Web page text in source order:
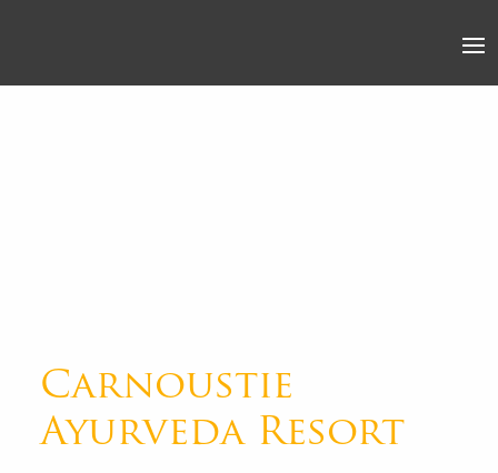
Carnoustie
Ayurveda Resort